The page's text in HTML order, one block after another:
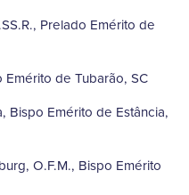
Prelado Emérito de
de Tubarão, SC
Bispo Emérito de Estância,
O.F.M., Bispo Emérito